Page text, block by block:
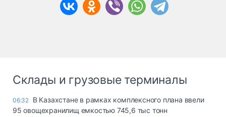
Склады и грузовые терминалы
06:32 В Казахстане в рамках комплексного плана ввели
95 овощехранилищ емкостью 745,6 тыс тонн